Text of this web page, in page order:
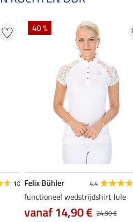
10
40 %
Felix Bühler 4.4
functioneel wedstrijdshirt Jule
24,90 €
vanaf 14,90 €